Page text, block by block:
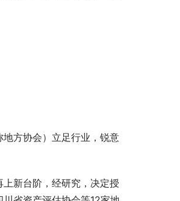
方协会）立足行业，锐意
新台阶，经研究，决定授